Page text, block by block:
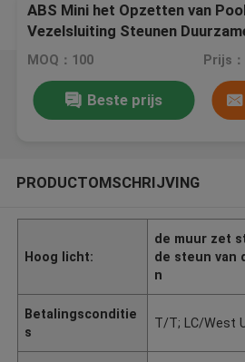
ABS Mini het Opzetten van
Vezelsluiting Steunen
MOQ：100 Prijs
Beste prijs
PRODUCTOMSCHRIJVING
Hoog licht:
de muur zet
de steun van
n
Betalingsconditie
s
T/T; LC/West